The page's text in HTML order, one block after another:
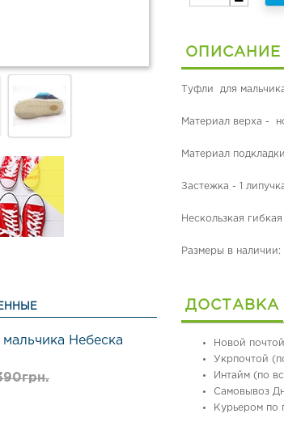
мальчика Небеска
ОПИСАНИЕ
Туфли для
Материал верха -
Материал
Застежка - 1
Нескользкая
Размеры в
ДОСТАВКА
Новой
Укрпочтой
Интайм (по
Самовывоз
Курьером по